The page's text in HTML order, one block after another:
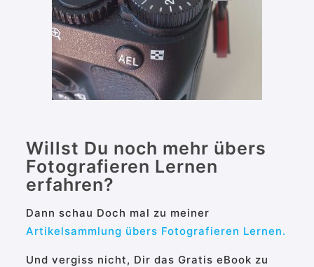
Willst Du noch mehr übers
Fotografieren Lernen
erfahren?
Dann schau Doch mal zu meiner
Artikelsammlung übers Fotografieren Lernen.
Und vergiss nicht, Dir das Gratis eBook zu